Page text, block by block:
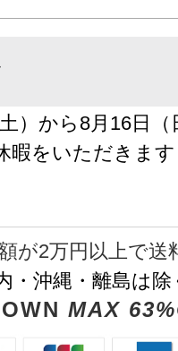
）から8月16日
暇をいただきます
が2万円以上で送
・沖縄・離島は
MAX